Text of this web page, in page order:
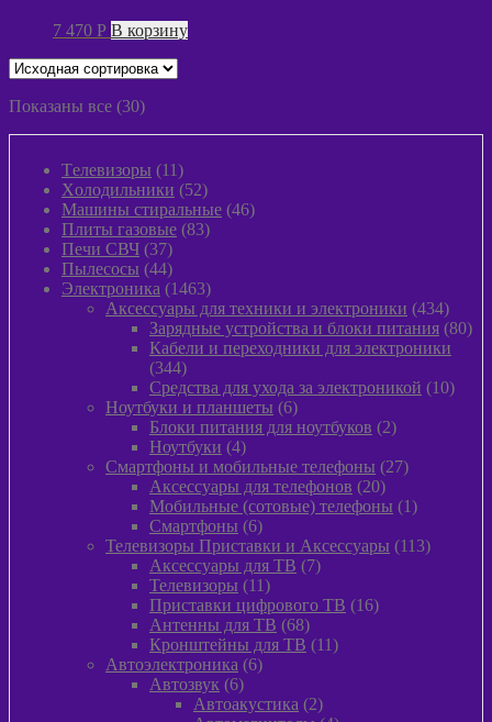
7 470 P В корзину
Показаны все (30)
Tелевизоры 1111
товаров
Xолодильники 5252
товара
Машины стиральные 4646
Плиты газовые 8383
Печи СВЧ 3737
товаров
Пылeсосы 4444
товара
Электроника 14631463
товара
Аксессуары для техники и электроники 434434
товара
Зарядные устройства и блоки питания 8080
Кабели и переходники для электроники
344344
товара
Средства для ухода за электроникой 1010
Ноутбуки и планшеты 66
товаров
Блоки питания для ноутбуков 22
Ноутбуки 44
товара
Смартфоны и мобильные телефоны 2727
Аксессуары для телефонов 2020
товаров
Мобильные (сотовые) телефоны 11
Смартфоны 66
товаров
Телевизоры Приставки и Аксессуары 113113
Аксессуары для ТВ 77
Телевизоры 1111
товаров
Приставки цифрового ТВ 1616
Антенны для ТВ 6868
товаров
Кронштейны для ТВ 1111
Автоэлектроника 66
Автозвук 66
товаров
Автоакустика 22